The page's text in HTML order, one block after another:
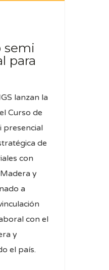
semi
para
lanzan la
Curso de
presencial
de
con
y
a
con el
y
el país.